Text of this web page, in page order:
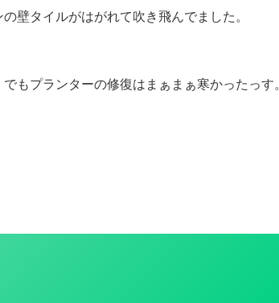
壁タイルがはがれて吹き飛んでました。
もプランターの修復はまぁまぁ寒かったっす。